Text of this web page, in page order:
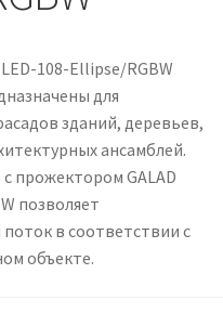
108-Ellipse/RGBW
для
зданий, деревьев,
ансамблей.
прожектором GALAD
позволяет
в соответствии с
объекте.